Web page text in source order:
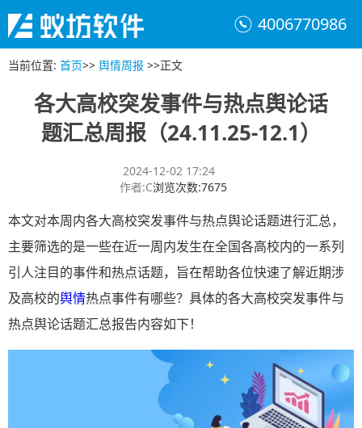
4006770986
当前位置: 首页>> 舆情周报 >>正文
各大高校突发事件与热点舆论话
题汇总周报（24.11.25-12.1）
2024-12-02 17:24
作者:C浏览次数:7675
本文对本周内各大高校突发事件与热点舆论话题进行汇总，
主要筛选的是一些在近一周内发生在全国各高校内的一系列
引人注目的事件和热点话题，旨在帮助各位快速了解近期涉
及高校的舆情热点事件有哪些？具体的各大高校突发事件与
热点舆论话题汇总报告内容如下！